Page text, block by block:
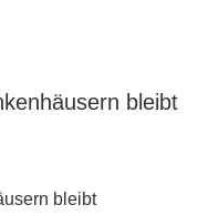
bleibt
bleibt